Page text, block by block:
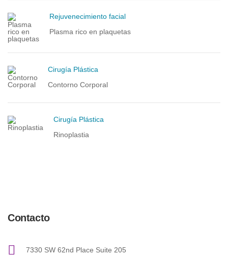
Rejuvenecimiento facial
Plasma rico en plaquetas
Cirugía Plástica
Contorno Corporal
Cirugía Plástica
Rinoplastia
Contacto
7330 SW 62nd Place Suite 205